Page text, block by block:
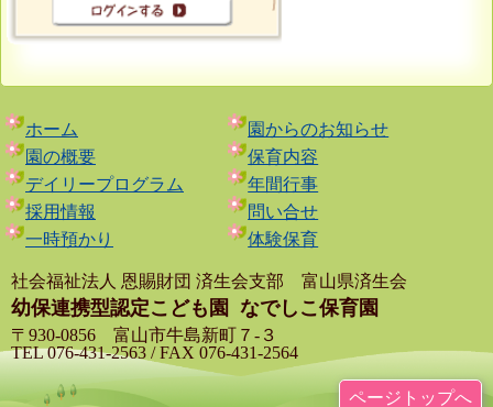
ページトップへ
ホーム
園からのお知らせ
園の概要
保育内容
デイリープログラム
年間行事
採用情報
問い合せ
一時預かり
体験保育
社会福祉法人 恩賜財団 済生会支部 富山県済生会
幼保連携型認定こども園 なでしこ保育園
〒930-0856 富山市牛島新町７-３
TEL 076-431-2563 / FAX 076-431-2564